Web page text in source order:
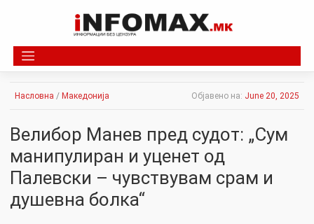
Насловна / Македонија Објавено на: June 20, 2025
Велибор Манев пред судот: „Сум
манипулиран и уценет од
Палевски – чувствувам срам и
душевна болка“